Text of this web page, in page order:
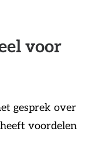
voor
gesprek over
voordelen